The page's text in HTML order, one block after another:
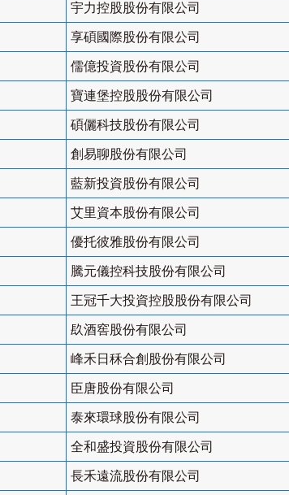
宇力控股股份有限公司
享碩國際股份有限公司
儒億投資股份有限公司
寶連堡控股股份有限公司
碩儷科技股份有限公司
創易聊股份有限公司
藍新投資股份有限公司
艾里資本股份有限公司
優托彼雅股份有限公司
騰元儀控科技股份有限公司
王冠千大投資控股股份有限公司
镹酒窖股份有限公司
峰禾日秝合創股份有限公司
臣唐股份有限公司
泰來環球股份有限公司
全和盛投資股份有限公司
長禾遠流股份有限公司